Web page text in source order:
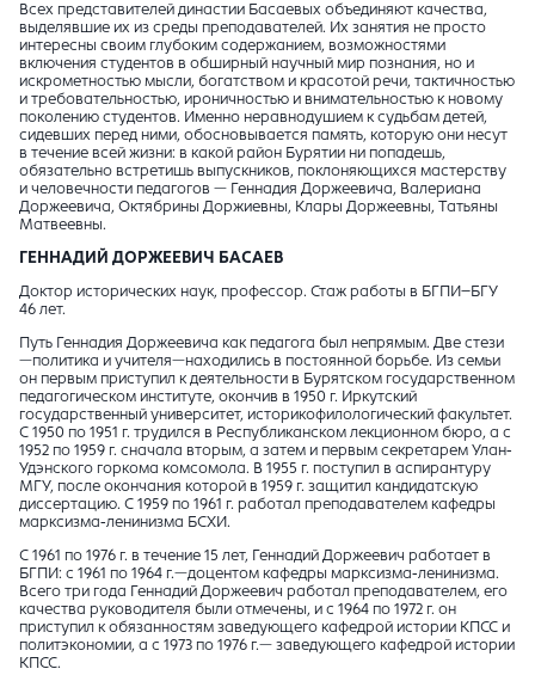
Всех представителей династии Басаевых объединяют качества,
выделявшие их из среды преподавателей. Их занятия не просто
интересны своим глубоким содержанием, возможностями
включения студентов в обширный научный мир познания, но и
искрометностью мысли, богатством и красотой речи, тактичностью
и требовательностью, ироничностью и внимательностью к новому
поколению студентов. Именно неравнодушием к судьбам детей,
сидевших перед ними, обосновывается память, которую они несут
в течение всей жизни: в какой район Бурятии ни попадешь,
обязательно встретишь выпускников, поклоняющихся мастерству
и человечности педагогов — Геннадия Доржеевича, Валериана
Доржеевича, Октябрины Доржиевны, Клары Доржеевны, Татьяны
Матвеевны.
ГЕННАДИЙ ДОРЖЕЕВИЧ БАСАЕВ
Доктор исторических наук, профессор. Стаж работы в БГПИ–БГУ
46 лет.
Путь Геннадия Доржеевича как педагога был непрямым. Две стези
—политика и учителя—находились в постоянной борьбе. Из семьи
он первым приступил к деятельности в Бурятском государственном
педагогическом институте, окончив в 1950 г. Иркутский
государственный университет, историкофилологический факультет.
С 1950 по 1951 г. трудился в Республиканском лекционном бюро, а с
1952 по 1959 г. сначала вторым, а затем и первым секретарем Улан-
Удэнского горкома комсомола. В 1955 г. поступил в аспирантуру
МГУ, после окончания которой в 1959 г. защитил кандидатскую
диссертацию. С 1959 по 1961 г. работал преподавателем кафедры
марксизма-ленинизма БСХИ.
С 1961 по 1976 г. в течение 15 лет, Геннадий Доржеевич работает в
БГПИ: с 1961 по 1964 г.—доцентом кафедры марксизма-ленинизма.
Всего три года Геннадий Доржеевич работал преподавателем, его
качества руководителя были отмечены, и с 1964 по 1972 г. он
приступил к обязанностям заведующего кафедрой истории КПСС и
политэкономии, а с 1973 по 1976 г.— заведующего кафедрой истории
КПСС.